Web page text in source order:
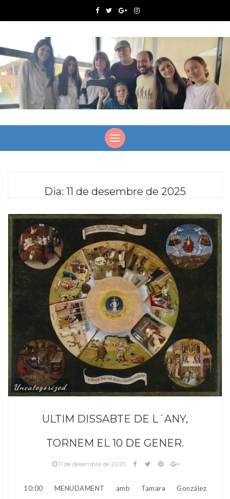
Dia: 11 de desembre de 2025
Uncategorized
ULTIM DISSABTE DE L´ANY,
TORNEM EL 10 DE GENER.
11 de desembre de 2025
10:00 MENUDAMENT amb Tamara González